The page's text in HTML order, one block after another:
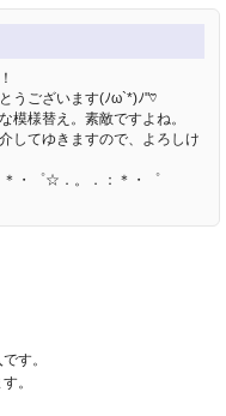
うございます(ﾉω`*)ﾉ"♡
模様替え。素敵ですよね。
してゆきますので、よろしけ
・゜☆．。．：＊・゜
す。
。